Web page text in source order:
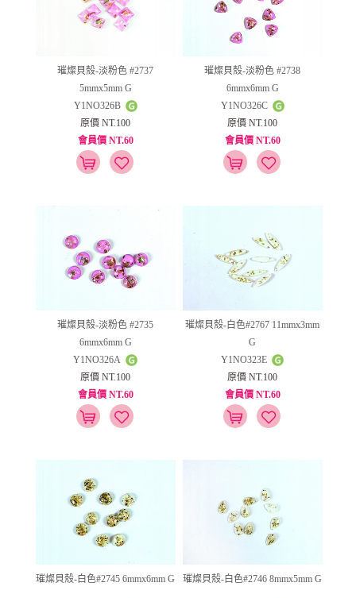
璀燦貝殼-淡粉色 #2737
5mmx5mm G
Y1NO326B
原價 NT.100
會員價 NT.60
璀燦貝殼-淡粉色 #2738
6mmx6mm G
Y1NO326C
原價 NT.100
會員價 NT.60
璀燦貝殼-淡粉色 #2735
6mmx6mm G
Y1NO326A
原價 NT.100
會員價 NT.60
璀燦貝殼-白色#2767 11mmx3mm
G
Y1NO323E
原價 NT.100
會員價 NT.60
璀燦貝殼-白色#2745 6mmx6mm G 璀燦貝殼-白色#2746 8mmx5mm G